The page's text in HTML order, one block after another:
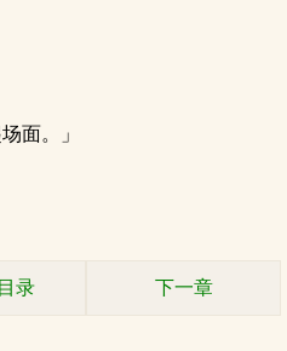
面。」
目录 下一章